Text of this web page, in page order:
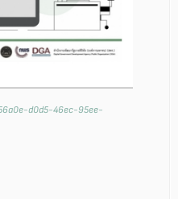
d0d5-46ec-95ee-